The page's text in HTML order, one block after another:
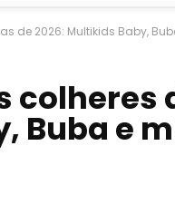
de 2026: Multikids Baby,
colheres
Buba e